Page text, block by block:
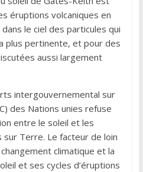
éruptions volcaniques en
le ciel des particules qui
plus pertinente, et pour des
aussi largement
intergouvernemental sur
des Nations unies refuse
entre le soleil et les
sur Terre. Le facteur de loin
climatique et la
et ses cycles d’éruptions